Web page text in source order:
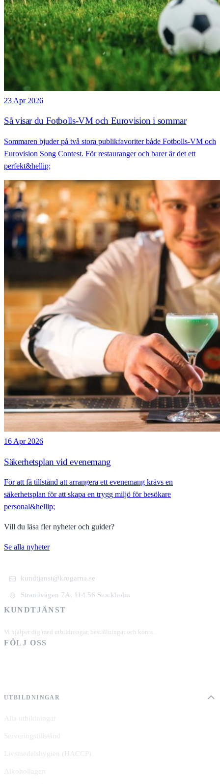
23 Apr 2026
Så visar du Fotbolls-VM och Eurovision i sommar
Sommaren bjuder på två stora publikfavoriter både Fotbolls-VM och
Eurovision Song Contest. För restauranger och barer är det ett
perfekt&hellip;
16 Apr 2026
Säkerhetsplan vid evenemang
För att få tillstånd att arrangera ett evenemang krävs en
säkerhetsplan för att skapa en trygg miljö för besökare
personal&hellip;
Vill du läsa fler nyheter och guider?
Se alla nyheter
kundtjanst@krogarna.se
Strandvägen 7A, 114 56 Stockholm
KUNDTJÄNST
Vi hjälper dig med utbildningar, beställningar och konto.
FÖLJ OSS
UTBILDNINGAR
Alla utbildningar
Serveringstillstånd
Livsmedelshygien (HACCP)
Alkohollagen